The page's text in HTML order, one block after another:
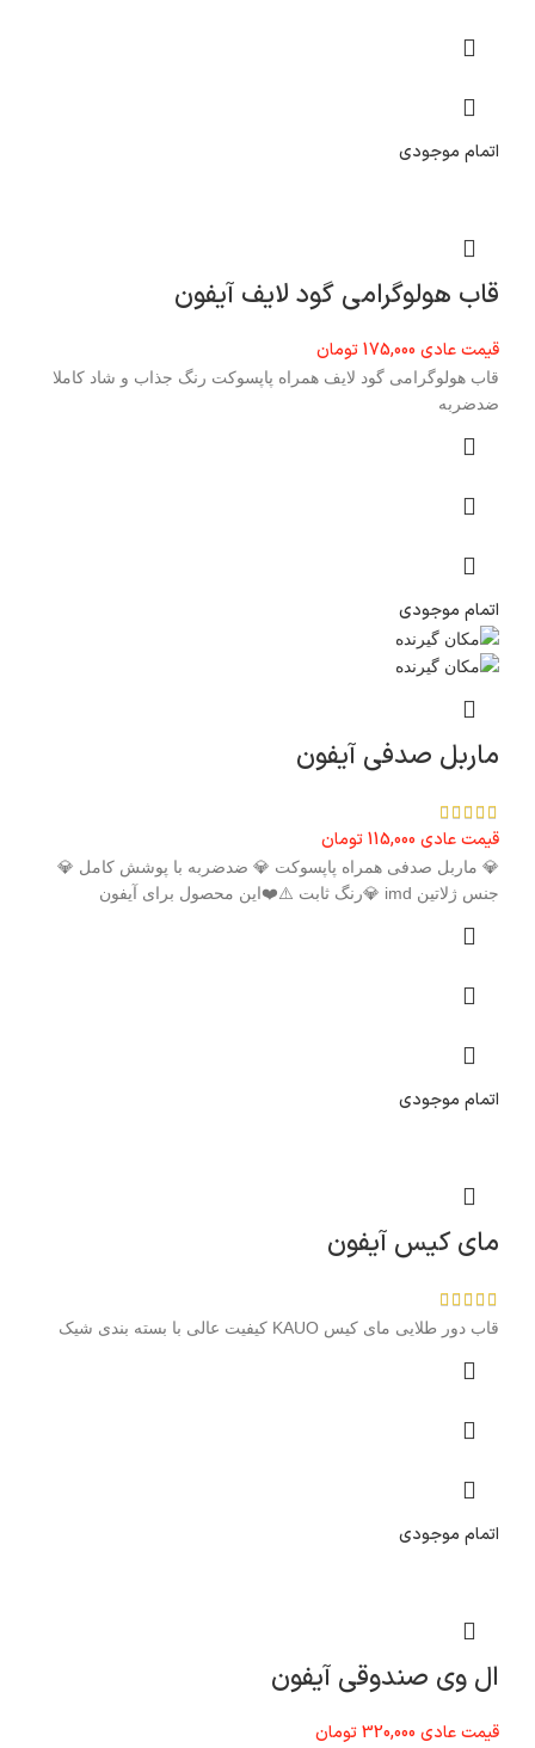
اتمام موجودی
قاب هولوگرامی گود لایف آیفون
قیمت عادی175,000تومان
قاب هولوگرامی گود لایف همراه پاپسوکت رنگ جذاب و شاد کاملا
ضدضربه
اتمام موجودی
ماربل صدفی آیفون
قیمت عادی115,000تومان
💎 ماربل صدفی همراه پاپسوکت 💎 ضدضربه با پوشش کامل 💎
جنس ژلاتین imd 💎رنگ ثابت ⚠️❤️این محصول برای آیفون
اتمام موجودی
مای کیس آیفون
قاب دور طلایی مای کیس KAUO کیفیت عالی با بسته بندی شیک
اتمام موجودی
ال وی صندوقی آیفون
قیمت عادی320,000تومان